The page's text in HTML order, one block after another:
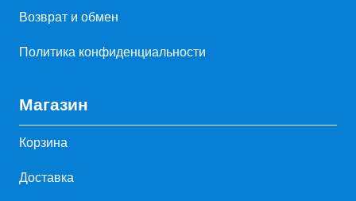
Возврат и обмен
Политика конфиденциальности
Магазин
Корзина
Доставка